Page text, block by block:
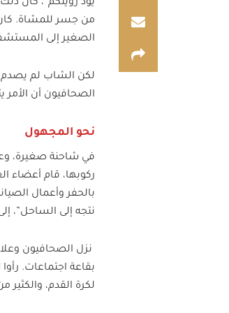
يود رؤيتكم”، كان
من جسر للمشاة.
الصغير إلى
لكن الشاب لم يصدم
الصحافيون أن الأمر
نحو المجهول
في شاحنة صغيرة،
ركوبها، قام أعضاء
بالحفر وأعمال
نتجه إلى الساحل”،
نزل الصحافيون
بقاعة اجتماعات.
لكرة القدم، والكثير